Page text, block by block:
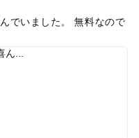
でいました。 無料なので